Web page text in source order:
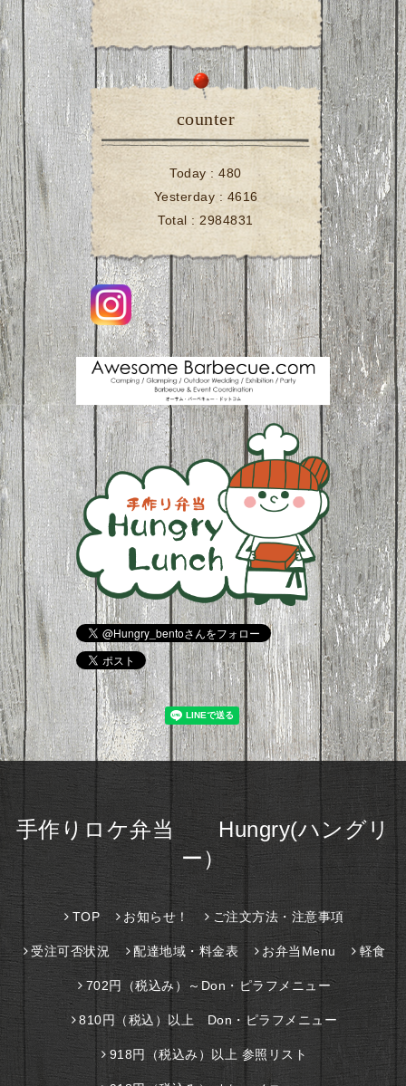
counter
Today :480
Yesterday : 4616
Total :2984831
手作りロケ弁当 Hungry(ハングリ
ー）
TOP お知らせ！ ご注文方法・注意事項
受注可否状況 配達地域・料金表 お弁当Menu 軽食
702円（税込み）～Don・ピラフメニュー
810円（税込）以上 Don・ピラフメニュー
918円（税込み）以上 参照リスト